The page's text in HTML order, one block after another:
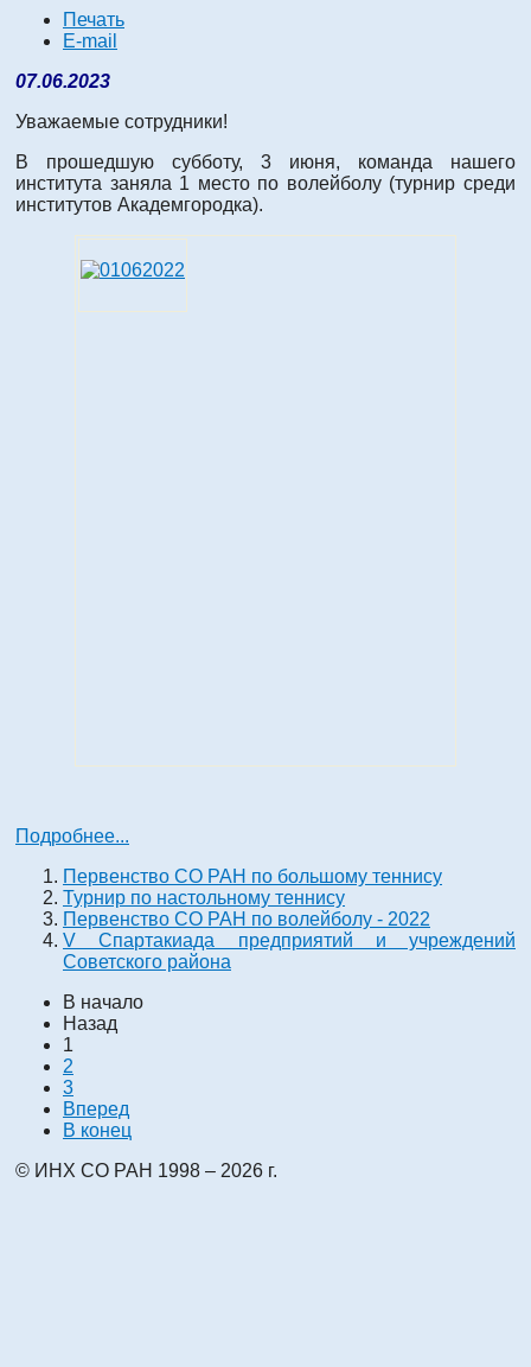
Печать
E-mail
07.06.2023
Уважаемые сотрудники!
В прошедшую субботу, 3 июня, команда нашего
института заняла 1 место по волейболу (турнир среди
институтов Академгородка).
Подробнее...
Первенство СО РАН по большому теннису
Турнир по настольному теннису
Первенство СО РАН по волейболу - 2022
V Спартакиада предприятий и учреждений
Советского района
В начало
Назад
1
2
3
Вперед
В конец
© ИНХ СО РАН 1998 – 2026 г.